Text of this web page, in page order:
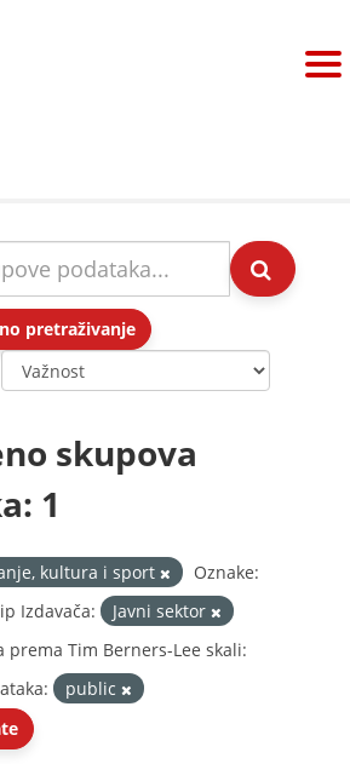
pretraživanje
skupova
1
kultura i sport
Oznake:
Izdavača:
Javni sektor
prema Tim Berners-Lee skali:
public